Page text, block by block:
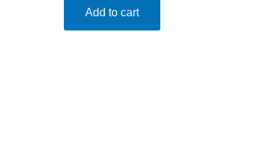
Add to cart